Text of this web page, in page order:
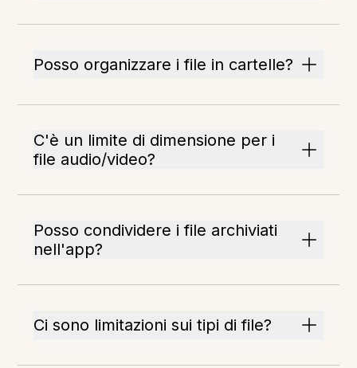
Posso organizzare i file in cartelle?
C'è un limite di dimensione per i
file audio/video?
Posso condividere i file archiviati
nell'app?
Ci sono limitazioni sui tipi di file?